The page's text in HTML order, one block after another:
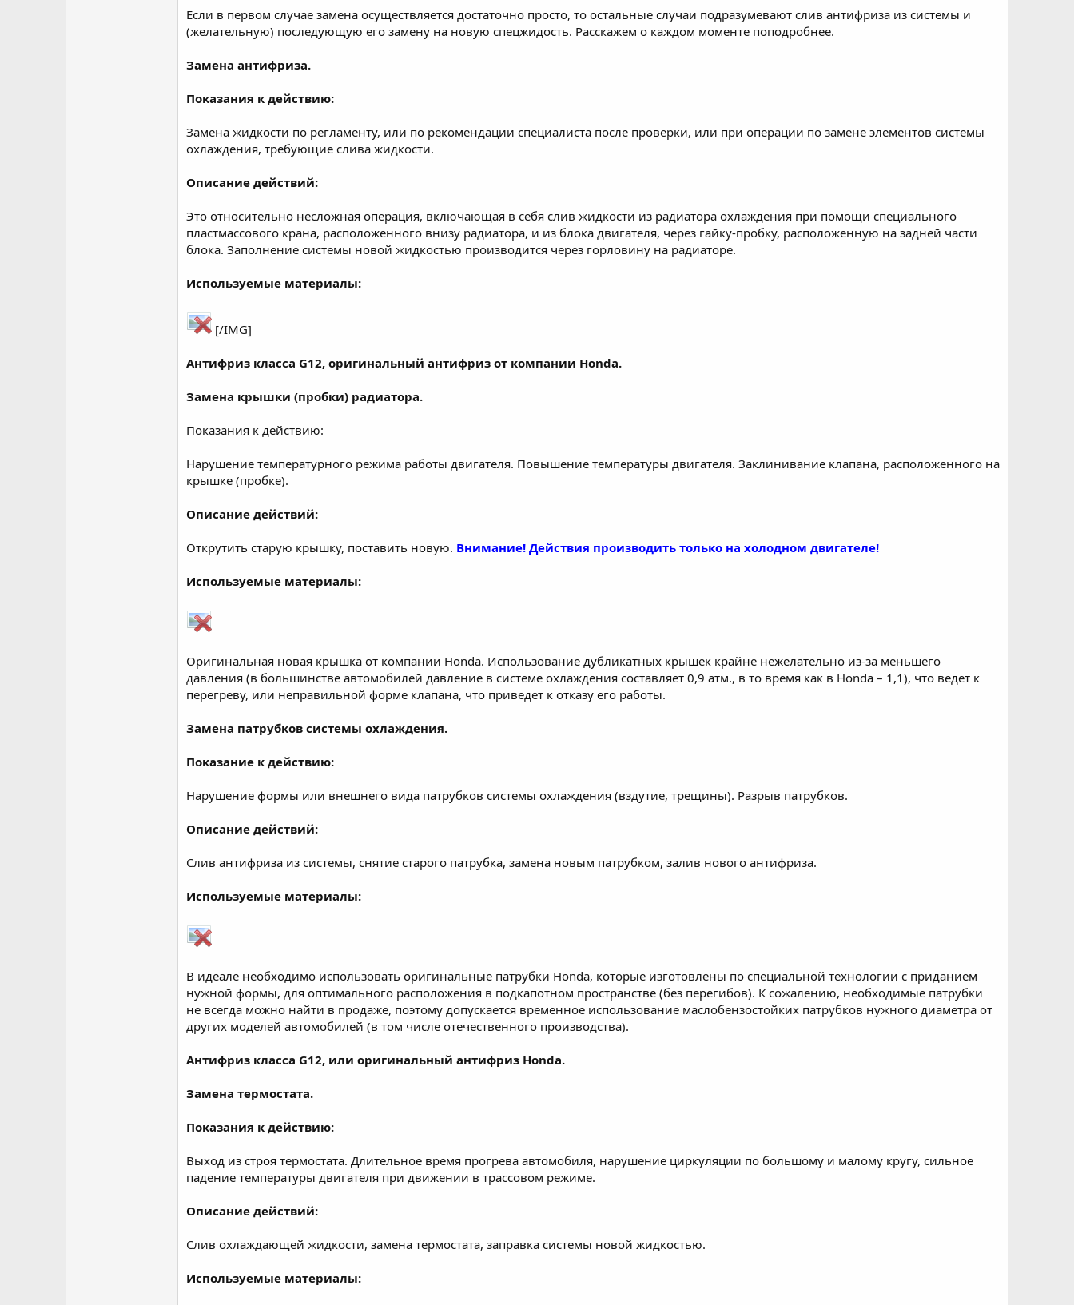
Если в первом случае замена осуществляется достаточно просто, то остальные случаи подразумевают слив антифриза из системы и
(желательную) последующую его замену на новую спецжидость. Расскажем о каждом моменте поподробнее.
Замена антифриза.
Показания к действию:
Замена жидкости по регламенту, или по рекомендации специалиста после проверки, или при операции по замене элементов системы
охлаждения, требующие слива жидкости.
Описание действий:
Это относительно несложная операция, включающая в себя слив жидкости из радиатора охлаждения при помощи специального
пластмассового крана, расположенного внизу радиатора, и из блока двигателя, через гайку-пробку, расположенную на задней части
блока. Заполнение системы новой жидкостью производится через горловину на радиаторе.
Используемые материалы:
[/IMG]
Антифриз класса G12, оригинальный антифриз от компании Honda.
Замена крышки (пробки) радиатора.
Показания к действию:
Нарушение температурного режима работы двигателя. Повышение температуры двигателя. Заклинивание клапана, расположенного на
крышке (пробке).
Описание действий:
Открутить старую крышку, поставить новую. Внимание! Действия производить только на холодном двигателе!
Используемые материалы:
Оригинальная новая крышка от компании Honda. Использование дубликатных крышек крайне нежелательно из-за меньшего
давления (в большинстве автомобилей давление в системе охлаждения составляет 0,9 атм., в то время как в Honda – 1,1), что ведет к
перегреву, или неправильной форме клапана, что приведет к отказу его работы.
Замена патрубков системы охлаждения.
Показание к действию:
Нарушение формы или внешнего вида патрубков системы охлаждения (вздутие, трещины). Разрыв патрубков.
Описание действий:
Слив антифриза из системы, снятие старого патрубка, замена новым патрубком, залив нового антифриза.
Используемые материалы:
В идеале необходимо использовать оригинальные патрубки Honda, которые изготовлены по специальной технологии с приданием
нужной формы, для оптимального расположения в подкапотном пространстве (без перегибов). К сожалению, необходимые патрубки
не всегда можно найти в продаже, поэтому допускается временное использование маслобензостойких патрубков нужного диаметра от
других моделей автомобилей (в том числе отечественного производства).
Антифриз класса G12, или оригинальный антифриз Honda.
Замена термостата.
Показания к действию:
Выход из строя термостата. Длительное время прогрева автомобиля, нарушение циркуляции по большому и малому кругу, сильное
падение температуры двигателя при движении в трассовом режиме.
Описание действий:
Слив охлаждающей жидкости, замена термостата, заправка системы новой жидкостью.
Используемые материалы: